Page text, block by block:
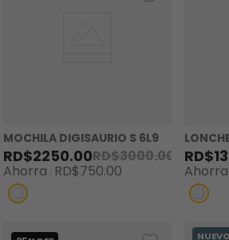
MOCHILA DIGISAURIO S 6L9
RD$2250.00RD$3000.00
Ahorra RD$750.00
RD$
Ahorra